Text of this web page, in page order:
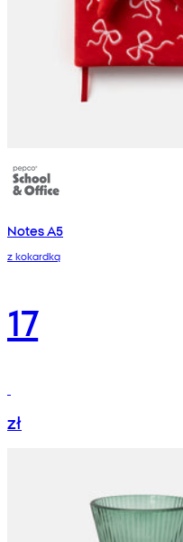
Notes A5
z kokardką
17
zł